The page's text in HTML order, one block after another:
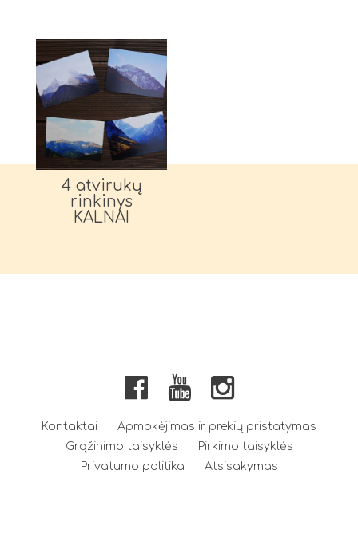
4 atvirukų
rinkinys
KALNAI
Kontaktai
Apmokėjimas ir prekių pristatymas
Grąžinimo taisyklės
Pirkimo taisyklės
Privatumo politika
Atsisakymas